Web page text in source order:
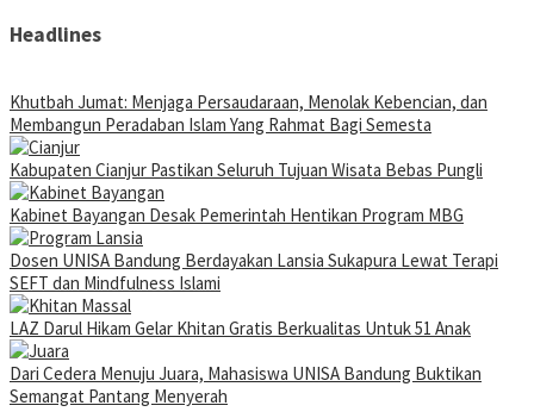
Headlines
Khutbah Jumat: Menjaga Persaudaraan, Menolak Kebencian, dan
Membangun Peradaban Islam Yang Rahmat Bagi Semesta
Kabupaten Cianjur Pastikan Seluruh Tujuan Wisata Bebas Pungli
Kabinet Bayangan Desak Pemerintah Hentikan Program MBG
Dosen UNISA Bandung Berdayakan Lansia Sukapura Lewat Terapi
SEFT dan Mindfulness Islami
LAZ Darul Hikam Gelar Khitan Gratis Berkualitas Untuk 51 Anak
Dari Cedera Menuju Juara, Mahasiswa UNISA Bandung Buktikan
Semangat Pantang Menyerah